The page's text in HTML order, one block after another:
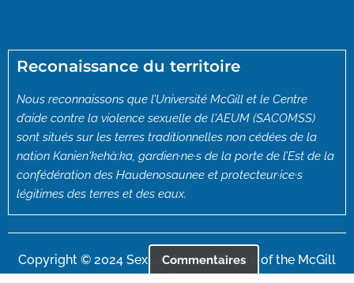
Reconaissance du territoire
Nous reconnaissons que l’Université McGill et le Centre
d’aide contre la violence sexuelle de l'AEUM (SACOMSS)
sont situés sur les terres traditionnelles non cédées de la
nation Kanien'kehà:ka, gardien·ne·s de la porte de l’Est de la
confédération des Haudenosaunee et protecteur·ice·s
légitimes des terres et des eaux.
Copyright © 2024 Sexual Assault Centre of the McGill
Students’ Society (SACOMSS)
Commentaires